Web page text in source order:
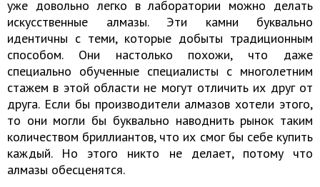
уже довольно легко в лаборатории можно делать
искусственные алмазы. Эти камни буквально
идентичны с теми, которые добыты традиционным
способом. Они настолько похожи, что даже
специально обученные специалисты с многолетним
стажем в этой области не могут отличить их друг от
друга. Если бы производители алмазов хотели этого,
то они могли бы буквально наводнить рынок таким
количеством бриллиантов, что их cмог бы себе купить
каждый. Но этого никто не делает, потому что
алмазы обесценятся.